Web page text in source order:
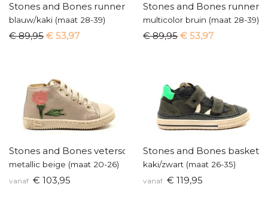
Stones and Bones runners
blauw/kaki (maat 28-39)
€ 89,95 € 53,97
Stones and Bones runners
multicolor bruin (maat 28-39)
€ 89,95 € 53,97
Stones and Bones veterschoentjes
metallic beige (maat 20-26)
vanaf € 103,95
Stones and Bones
kaki/zwart (maat 26-35)
vanaf € 119,95